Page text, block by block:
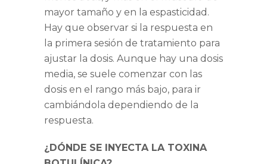
mayor tamaño y en la espasticidad.
Hay que observar si la respuesta en
la primera sesión de tratamiento para
ajustar la dosis. Aunque hay una dosis
media, se suele comenzar con las
dosis en el rango más bajo, para ir
cambiándola dependiendo de la
respuesta.
¿DÓNDE SE INYECTA LA TOXINA